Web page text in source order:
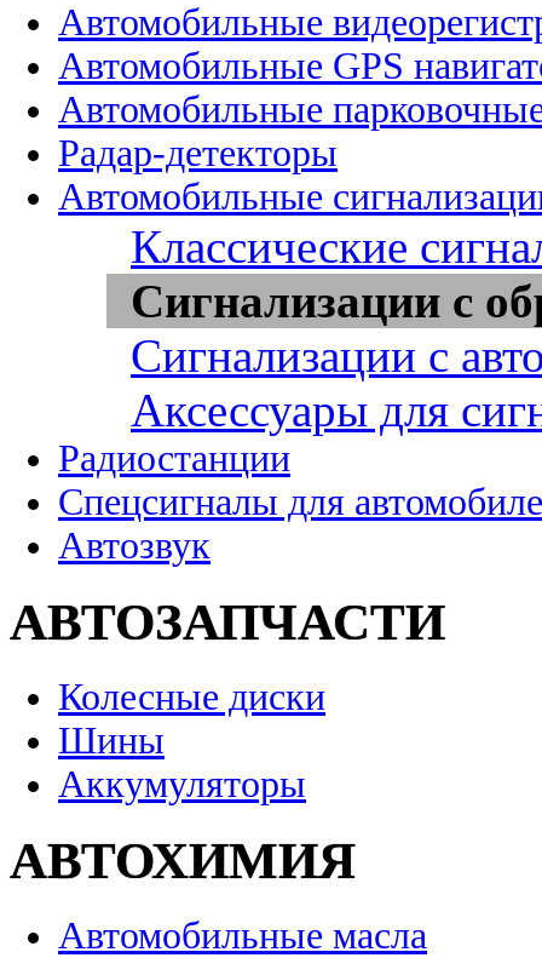
Автомобильные
Автомобильные GPS
Автомобильные
Радар-детекторы
Автомобильные
Классические
Сигнализации с
Сигнализации с
Аксессуары для
Радиостанции
Спецсигналы для
Автозвук
АВТОЗАПЧАСТИ
Колесные диски
Шины
Аккумуляторы
АВТОХИМИЯ
Автомобильные масла